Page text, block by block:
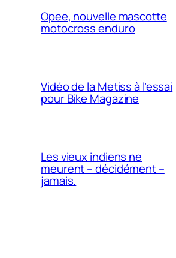
Opee, nouvelle mascotte
motocross enduro
Vidéo de la Metiss à l’essai
pour Bike Magazine
Les vieux indiens ne
meurent – décidément –
jamais.